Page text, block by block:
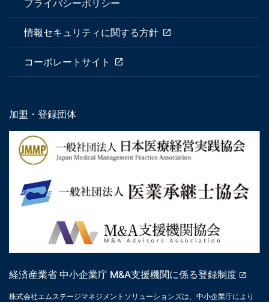
プライバシーポリシー
情報セキュリティに関する方針
コーポレートサイト
加盟・登録団体
経済産業省 中小企業庁 M&A支援機関に係る登録制度
株式会社エムステージマネジメントソリューションズは、中小企業庁により